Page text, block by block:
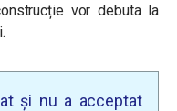
vor debuta la
și nu a acceptat